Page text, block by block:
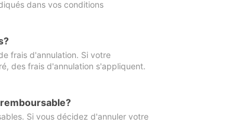
dans vos conditions
frais d'annulation. Si votre
des frais d'annulation s'appliquent.
Si vous décidez d'annuler votre